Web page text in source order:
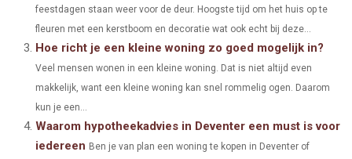
O
T
E
R
)
O
O
K
O
R
S
T
O
D
N
O
feestdagen staan weer voor de deur. Hoogste tijd om het huis op te
fleuren met een kerstboom en decoratie wat ook echt bij deze...
Hoe richt je een kleine woning zo goed mogelijk in?
Veel mensen wonen in een kleine woning. Dat is niet altijd even
makkelijk, want een kleine woning kan snel rommelig ogen. Daarom
kun je een...
Waarom hypotheekadvies in Deventer een must is voor
iedereen Ben je van plan een woning te kopen in Deventer of